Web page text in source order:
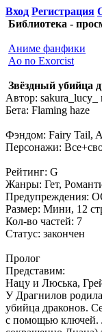
Вход Регистрация
Библиотека -
Аниме фанфики
Ao no Exorcist
Звёздный убийца
Автор: sakura_lucy_
Бета: Flaming haze
Фэндом: Fairy Tail,
Персонажи:
Рейтинг: G
Жанры: Гет,
Предупреждения:
Размер: Мини, 12
Кол-во частей: 7
Статус: закончен
Пролог
Представим:
Нацу и Люська,
У Драгнилов
убийца драконов.
с помощью ключей.